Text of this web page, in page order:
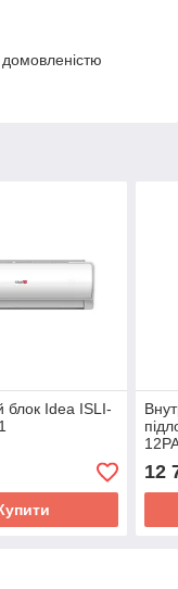
блок Idea ISLI-
12